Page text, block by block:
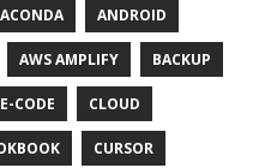
ANDROID
AWS AMPLIFY BACKUP
CODE CLOUD
CURSOR